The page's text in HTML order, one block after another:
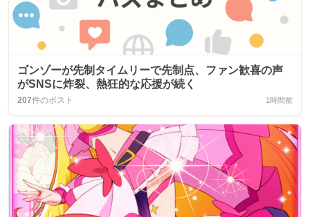
ゴンゾーが先制タイムリーで先制点、ファン歓喜の声
がSNSに炸裂、熱狂的な応援が続く
207件のポスト 1時間前